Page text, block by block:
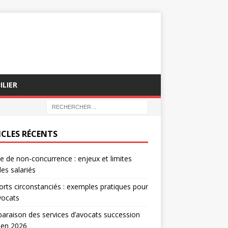
RÉCENTS
de non-concurrence : enjeux et limites
salariés
circonstanciés : exemples pratiques pour
des services d’avocats succession
2026